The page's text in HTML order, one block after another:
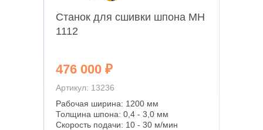
Станок для сшивки шпона MH
1112
476 000 ₽
Артикул: 13236
Рабочая ширина: 1200 мм
Толщина шпона: 0,4 - 3,0 мм
Скорость подачи: 10 - 30 м/мин